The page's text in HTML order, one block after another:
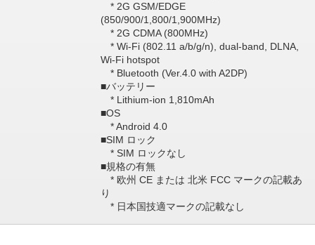
* 2G GSM/EDGE
(850/900/1,800/1,900MHz)
* 2G CDMA (800MHz)
* Wi-Fi (802.11 a/b/g/n), dual-band, DLNA,
Wi-Fi hotspot
* Bluetooth (Ver.4.0 with A2DP)
■バッテリー
* Lithium-ion 1,810mAh
■OS
* Android 4.0
■SIM ロック
* SIM ロックなし
■規格の有無
* 欧州 CE または 北米 FCC マークの記載あ
り
* 日本国技適マークの記載なし